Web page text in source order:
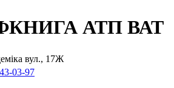
АТП ВАТ
вул., 17Ж
03-97